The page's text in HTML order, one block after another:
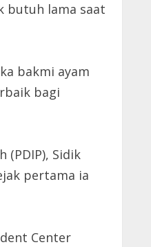
butuh lama saat
bakmi ayam
bagi
(PDIP), Sidik
pertama ia
Center